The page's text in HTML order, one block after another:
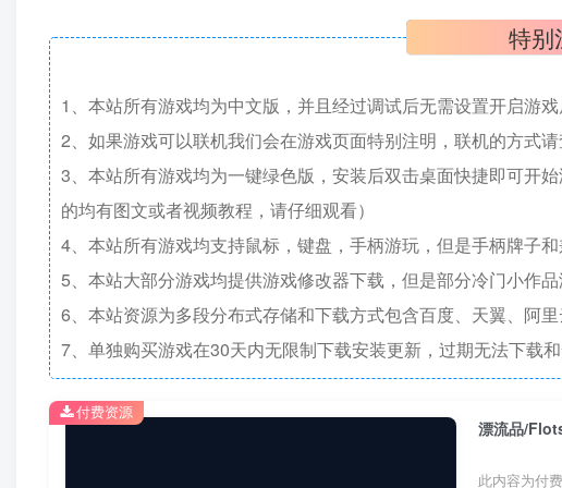
特别
1、本站所有游戏均为中文版，并且经过调试后无需设置开启游
2、如果游戏可以联机我们会在游戏页面特别注明，联机的方式请
3、本站所有游戏均为一键绿色版，安装后双击桌面快捷即可开
的均有图文或者视频教程，请仔细观看）
4、本站所有游戏均支持鼠标，键盘，手柄游玩，但是手柄牌子
5、本站大部分游戏均提供游戏修改器下载，但是部分冷门小作品
6、本站资源为多段分布式存储和下载方式包含百度、天翼、阿
7、单独购买游戏在30天内无限制下载安装更新，过期无法下载
漂流品/
此内容为付
付费资源